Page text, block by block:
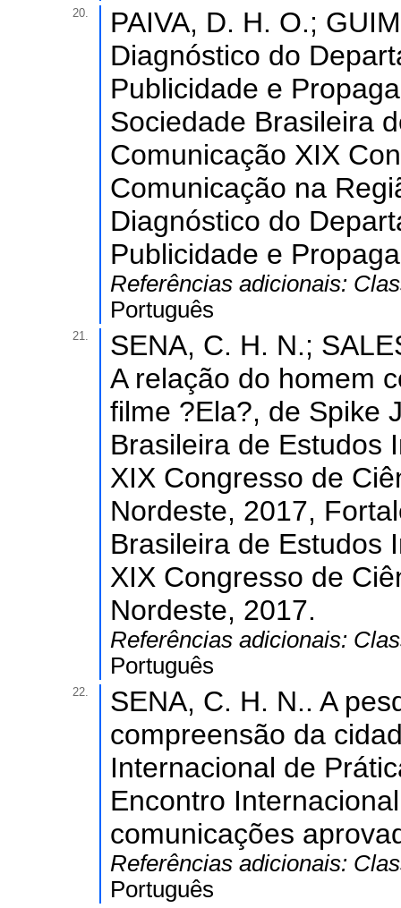
20.
PAIVA, D. H. O.;
Diagnóstico do
Publicidade e
Sociedade Brasileira
Comunicação XIX
Comunicação na
Diagnóstico do
Publicidade e
Referências adicionais:
Português
21.
SENA, C. H. N.;
A relação do homem
filme ?Ela?, de Spike
Brasileira de Estudos
XIX Congresso de
Nordeste, 2017,
Brasileira de Estudos
XIX Congresso de
Nordeste, 2017.
Referências adicionais:
Português
22.
SENA, C. H. N.. A
compreensão da
Internacional de
Encontro
comunicações
Referências adicionais:
Português